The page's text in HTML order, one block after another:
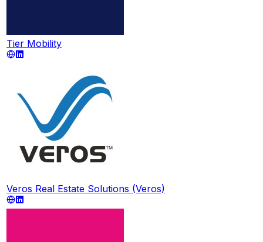
Tier Mobility
Veros Real Estate Solutions (Veros)